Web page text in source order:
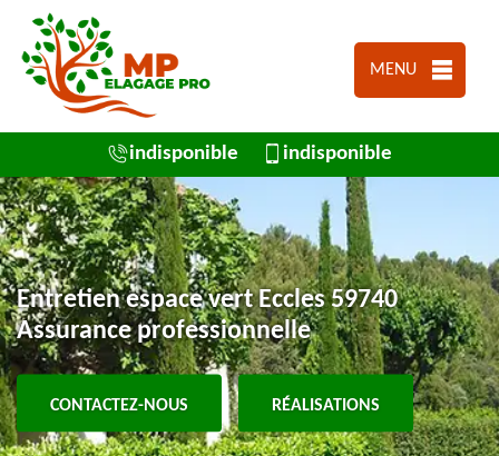
MENU
indisponible indisponible
Entretien espace vert Eccles 59740
Assurance professionnelle
CONTACTEZ-NOUS RÉALISATIONS